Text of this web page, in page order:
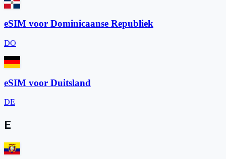
eSIM voor Dominicaanse Republiek
DO
eSIM voor Duitsland
DE
E